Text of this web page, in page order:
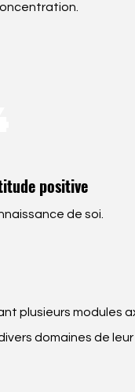
positive
de soi.
plusieurs modules
domaines de leur